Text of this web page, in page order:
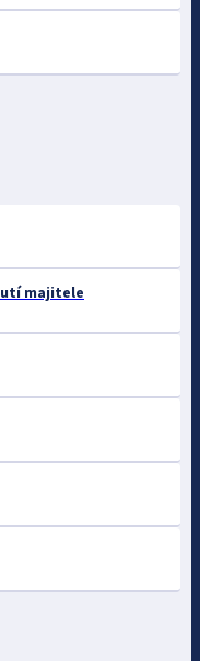
majitele